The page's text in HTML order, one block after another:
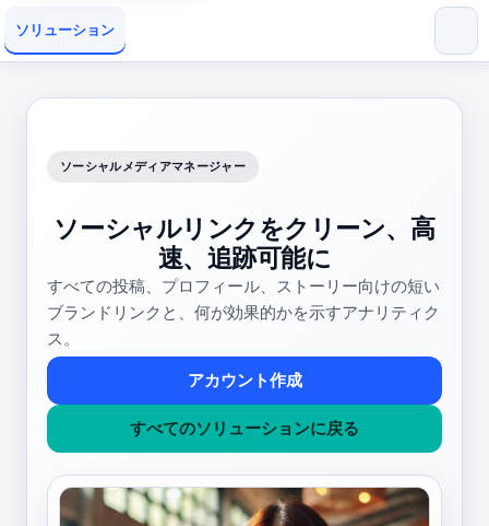
ソリューション
ソーシャルメディアマネージャー
ソーシャルリンクをクリーン、高
速、追跡可能に
すべての投稿、プロフィール、ストーリー向けの短い
ブランドリンクと、何が効果的かを示すアナリティク
ス。
アカウント作成
すべてのソリューションに戻る